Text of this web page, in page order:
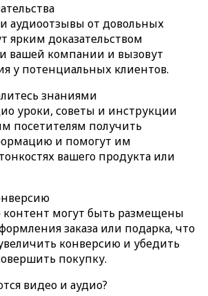
аудиоотзывы от довольных
ярким доказательством
вашей компании и вызовут
у потенциальных клиентов.
знаниями
уроки, советы и инструкции
посетителям получить
и помогут им
вашего продукта или
контент могут быть размещены
заказа или подарка, что
конверсию и убедить
покупку.
видео и аудио?